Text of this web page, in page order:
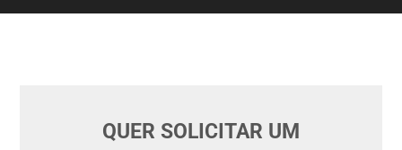
QUER SOLICITAR UM